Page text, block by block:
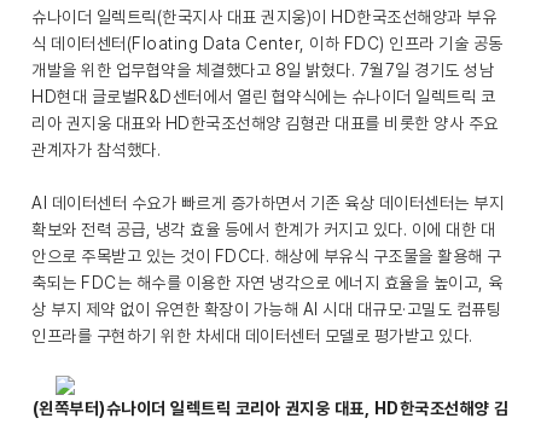
슈나이더 일렉트릭(한국지사 대표 권지웅)이 HD한국조선해양과 부유
식 데이터센터(Floating Data Center, 이하 FDC) 인프라 기술 공동
개발을 위한 업무협약을 체결했다고 8일 밝혔다. 7월7일 경기도 성남
HD현대 글로벌R&D센터에서 열린 협약식에는 슈나이더 일렉트릭 코
리아 권지웅 대표와 HD한국조선해양 김형관 대표를 비롯한 양사 주요
관계자가 참석했다.
AI 데이터센터 수요가 빠르게 증가하면서 기존 육상 데이터센터는 부지
확보와 전력 공급, 냉각 효율 등에서 한계가 커지고 있다. 이에 대한 대
안으로 주목받고 있는 것이 FDC다. 해상에 부유식 구조물을 활용해 구
축되는 FDC는 해수를 이용한 자연 냉각으로 에너지 효율을 높이고, 육
상 부지 제약 없이 유연한 확장이 가능해 AI 시대 대규모·고밀도 컴퓨팅
인프라를 구현하기 위한 차세대 데이터센터 모델로 평가받고 있다.
(왼쪽부터)슈나이더 일렉트릭 코리아 권지웅 대표, HD한국조선해양 김